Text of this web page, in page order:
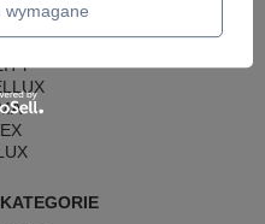
wymagane